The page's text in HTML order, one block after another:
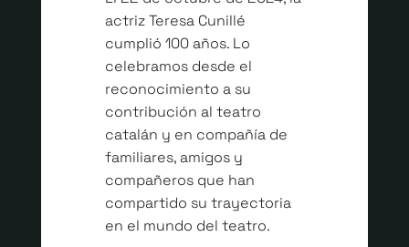
actriz Teresa Cunillé
cumplió 100 años. Lo
celebramos desde el
reconocimiento a su
contribución al teatro
catalán y en compañía de
familiares, amigos y
compañeros que han
compartido su trayectoria
en el mundo del teatro.